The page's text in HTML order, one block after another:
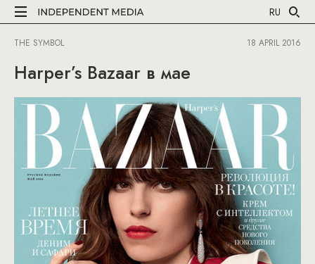
RU
THE SYMBOL 18 APRIL 2016
Harper’s Bazaar в мае